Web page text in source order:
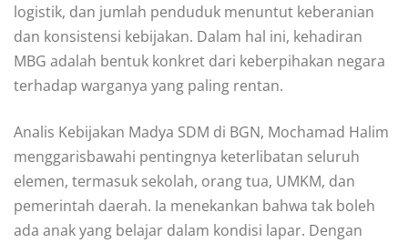
logistik, dan jumlah penduduk menuntut keberanian
dan konsistensi kebijakan. Dalam hal ini, kehadiran
MBG adalah bentuk konkret dari keberpihakan negara
terhadap warganya yang paling rentan.
Analis Kebijakan Madya SDM di BGN, Mochamad Halim
menggarisbawahi pentingnya keterlibatan seluruh
elemen, termasuk sekolah, orang tua, UMKM, dan
pemerintah daerah. Ia menekankan bahwa tak boleh
ada anak yang belajar dalam kondisi lapar. Dengan